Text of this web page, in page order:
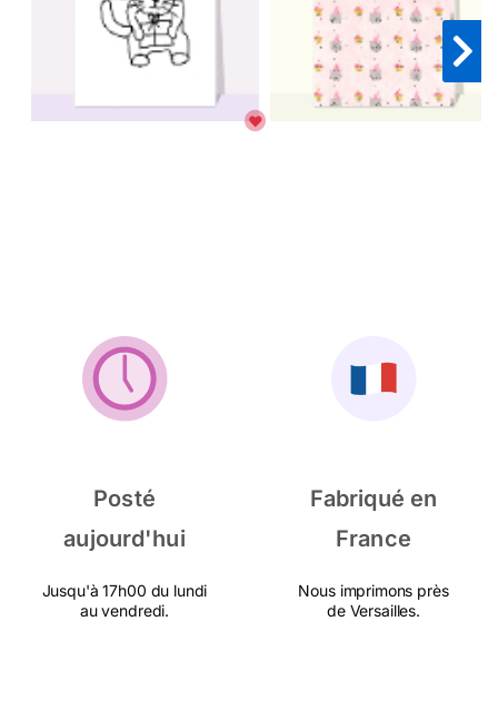
Posté
aujourd'hui
Jusqu'à 17h00 du lundi
au vendredi.
Fabriqué en
France
Nous imprimons près
de Versailles.